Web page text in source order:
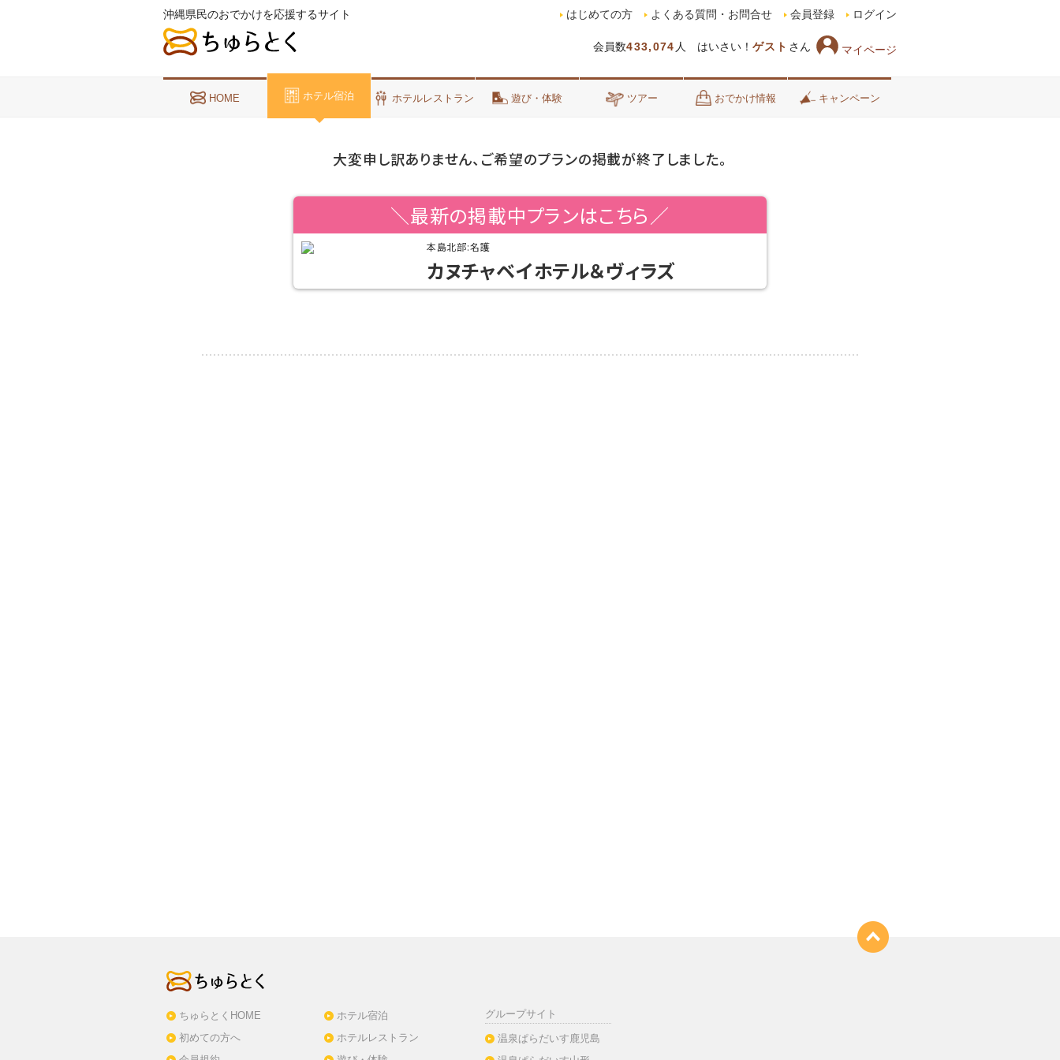
沖縄県民のおでかけを応援するサイト
会員数433,074 人 はいさい！ ゲスト さん マイページ
はじめての方 よくある質問・お問合せ 会員登録 ログイン
HOME ホテル宿泊 ホテルレストラン 遊び・体験 ツアー おでかけ情報 キャンペーン
大変申し訳ありません、ご希望のプランの掲載が終了しました。
＼最新の掲載中プランはこちら／
本島北部:名護
カヌチャベイホテル＆ヴィラズ
ちゅらとくHOME
初めての方へ
ホテル宿泊
ホテルレストラン
グループサイト
温泉ぱらだいす鹿児島